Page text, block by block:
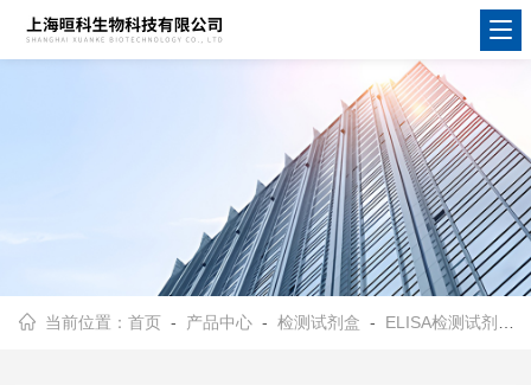
当前位置：首页 - 产品中心 -检测试剂盒 - ELISA检测试剂盒